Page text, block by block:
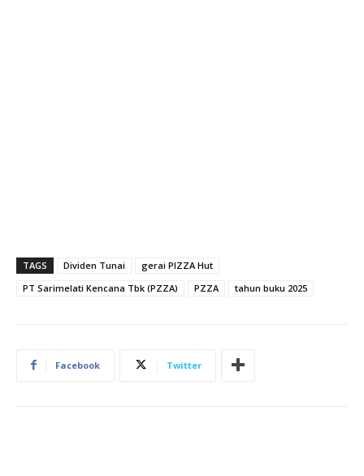
TAGS Dividen Tunai
gerai PIZZA Hut
PT Sarimelati Kencana Tbk (PZZA)
PZZA tahun buku 2025
Facebook Twitter